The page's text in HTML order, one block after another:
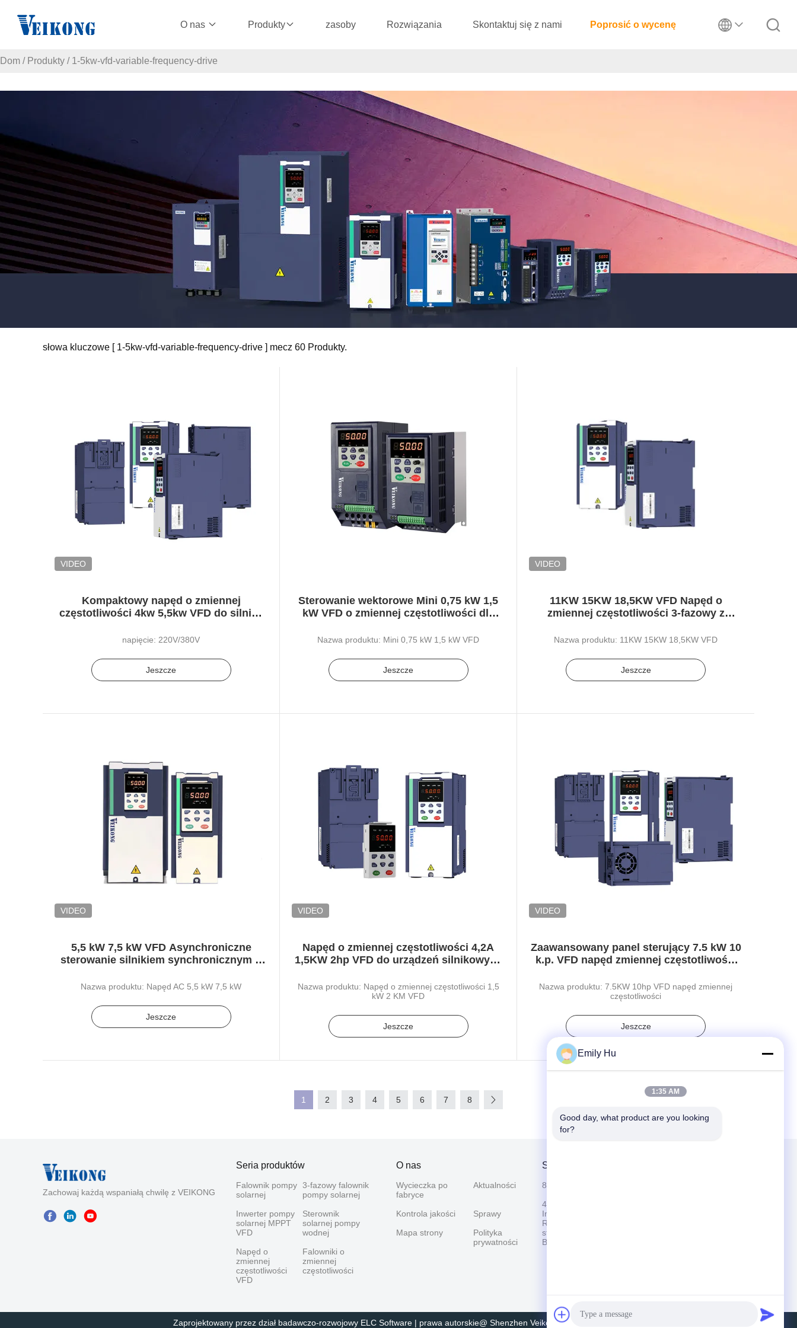
O nas Produkty zasoby Rozwiązania Skontaktuj się z nami Poprosić o wycenę
Dom / Produkty / 1-5kw-vfd-variable-frequency-drive
słowa kluczowe [ 1-5kw-vfd-variable-frequency-drive ] mecz 60 Produkty.
VIDEO
Kompaktowy napęd o zmiennej
częstotliwości 4kw 5,5kw VFD do silnika
napięcie: 220V/380V
Jeszcze
Sterowanie wektorowe Mini 0,75 kW 1,5
kW VFD o zmiennej częstotliwości dla
Nazwa produktu: Mini 0,75 kW 1,5 kW VFD
Jeszcze
VIDEO
11KW 15KW 18,5KW VFD Napęd o
zmiennej częstotliwości 3-fazowy z
Nazwa produktu: 11KW 15KW 18,5KW VFD
Jeszcze
VIDEO
5,5 kW 7,5 kW VFD Asynchroniczne
sterowanie silnikiem synchronicznym o
Nazwa produktu: Napęd AC 5,5 kW 7,5 kW
Jeszcze
VIDEO
Napęd o zmiennej częstotliwości 4,2A
1,5KW 2hp VFD do urządzeń silnikowych
Nazwa produktu: Napęd o zmiennej częstotliwości 1,5
kW 2 KM VFD
Jeszcze
VIDEO
Zaawansowany panel sterujący 7.5 kW 10
k.p. VFD napęd zmiennej częstotliwości
Nazwa produktu: 7.5KW 10hp VFD napęd zmiennej
częstotliwości
Jeszcze
1 2 3 4 5 6 7 8
Zachowaj każdą wspaniałą chwilę z VEIKONG
Seria produktów
Falownik pompy
solarnej
3-fazowy falownik
pompy solarnej
Inwerter pompy
solarnej MPPT
VFD
Sterownik
solarnej pompy
wodnej
Napęd o
zmiennej
częstotliwości
VFD
Falowniki o
zmiennej
częstotliwości
O nas
Wycieczka po
fabryce
Aktualności
Kontrola jakości
Sprawy
Mapa strony
Polityka
prywatności
Skontaktuj się z nami
86-0755-89587650
4F, budynek 5, Dongluyang
Industrial, Park, nr 4, Tengfeng 4th
Road, Fuyong Phoenix Third,
strefa przemysłowa, dystrykt
Baoan, Shenzhen Chiny
Zaprojektowany przez dział badawczo-rozwojowy ELC Software | prawa autorskie@ Shenzhen Veikong Electric Co., Ltd.
Emily Hu
1:35 AM
Good day, what product are you looking
for?